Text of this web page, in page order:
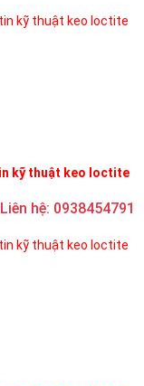
kỹ thuật keo loctite
Liên hệ: 0938454791